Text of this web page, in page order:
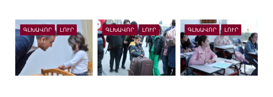
ԳԼԽԱՎՈՐ ԼՈՒՐ ԳԼԽԱՎՈՐ ԼՈՒՐ ԳԼԽԱՎՈՐ ԼՈՒՐ